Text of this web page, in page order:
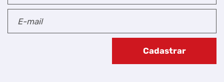
Cadastrar